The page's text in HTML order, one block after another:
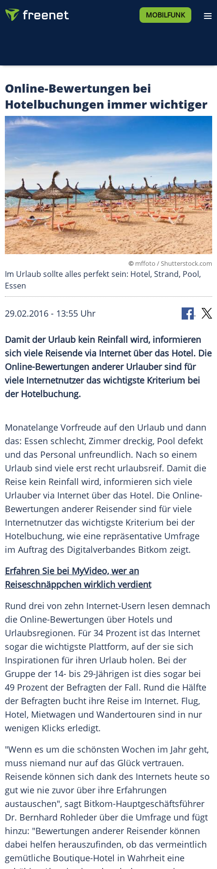
MOBILFUNK
Online-Bewertungen bei
Hotelbuchungen immer wichtiger
© mffoto / Shutterstock.com
Im Urlaub sollte alles perfekt sein: Hotel, Strand, Pool,
Essen
29.02.2016 - 13:55 Uhr
Damit der Urlaub kein Reinfall wird, informieren
sich viele Reisende via Internet über das Hotel. Die
Online-Bewertungen anderer Urlauber sind für
viele Internetnutzer das wichtigste Kriterium bei
der Hotelbuchung.
Monatelange Vorfreude auf den Urlaub und dann
das: Essen schlecht, Zimmer dreckig, Pool defekt
und das Personal unfreundlich. Nach so einem
Urlaub sind viele erst recht urlaubsreif. Damit die
Reise kein Reinfall wird, informieren sich viele
Urlauber via Internet über das Hotel. Die Online-
Bewertungen anderer Reisender sind für viele
Internetnutzer das wichtigste Kriterium bei der
Hotelbuchung, wie eine repräsentative Umfrage
im Auftrag des Digitalverbandes Bitkom zeigt.
Erfahren Sie bei MyVideo, wer an
Reiseschnäppchen wirklich verdient
Rund drei von zehn Internet-Usern lesen demnach
die Online-Bewertungen über Hotels und
Urlaubsregionen. Für 34 Prozent ist das Internet
sogar die wichtigste Plattform, auf der sie sich
Inspirationen für ihren Urlaub holen. Bei der
Gruppe der 14- bis 29-Jährigen ist dies sogar bei
49 Prozent der Befragten der Fall. Rund die Hälfte
der Befragten bucht ihre Reise im Internet. Flug,
Hotel, Mietwagen und Wandertouren sind in nur
wenigen Klicks erledigt.
"Wenn es um die schönsten Wochen im Jahr geht,
muss niemand nur auf das Glück vertrauen.
Reisende können sich dank des Internets heute so
gut wie nie zuvor über ihre Erfahrungen
austauschen", sagt Bitkom-Hauptgeschäftsführer
Dr. Bernhard Rohleder über die Umfrage und fügt
hinzu: "Bewertungen anderer Reisender können
dabei helfen herauszufinden, ob das vermeintlich
gemütliche Boutique-Hotel in Wahrheit eine